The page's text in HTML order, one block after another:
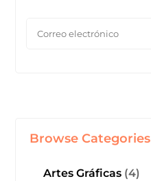
Browse Categories
Artes Gráficas (4)